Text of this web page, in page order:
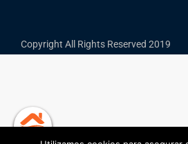
Copyright All Rights Reserved 2019